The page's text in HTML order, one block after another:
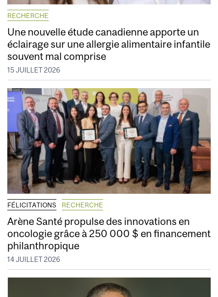
RECHERCHE
Une nouvelle étude canadienne apporte un
éclairage sur une allergie alimentaire infantile
souvent mal comprise
15 JUILLET 2026
FÉLICITATIONS RECHERCHE
Arène Santé propulse des innovations en
oncologie grâce à 250 000 $ en financement
philanthropique
14 JUILLET 2026